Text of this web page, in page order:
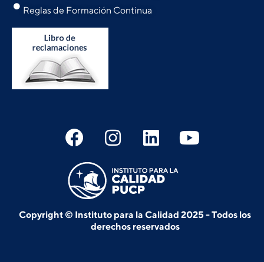
Reglas de Formación Continua
Copyright © Instituto para la Calidad 2025 - Todos los
derechos reservados